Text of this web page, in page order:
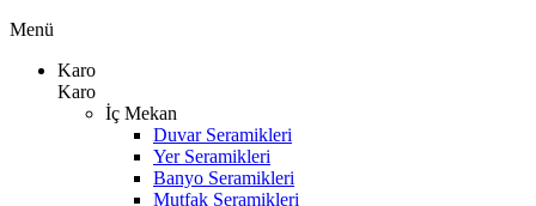
Menü
Karo
Karo
İç Mekan
Duvar Seramikleri
Yer Seramikleri
Banyo Seramikleri
Mutfak Seramikleri